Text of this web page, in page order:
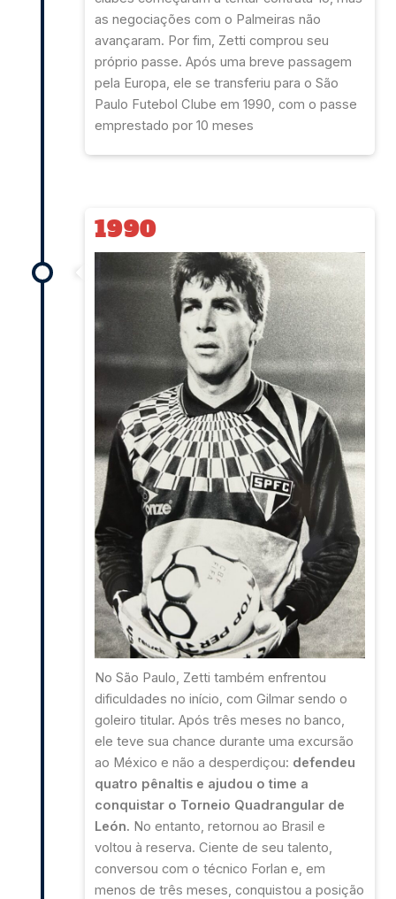
as negociações com o Palmeiras não
avançaram. Por fim, Zetti comprou seu
próprio passe. Após uma breve passagem
pela Europa, ele se transferiu para o São
Paulo Futebol Clube em 1990, com o passe
emprestado por 10 meses
1990
No São Paulo, Zetti também enfrentou
dificuldades no início, com Gilmar sendo o
goleiro titular. Após três meses no banco,
ele teve sua chance durante uma excursão
ao México e não a desperdiçou: defendeu
quatro pênaltis e ajudou o time a
conquistar o Torneio Quadrangular de
León. No entanto, retornou ao Brasil e
voltou à reserva. Ciente de seu talento,
conversou com o técnico Forlan e, em
menos de três meses, conquistou a posição